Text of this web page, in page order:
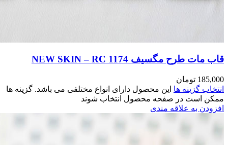
مختلفی می باشد. گزینه ها